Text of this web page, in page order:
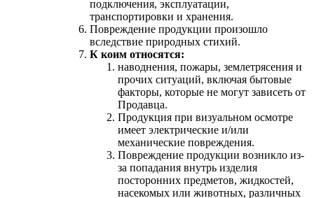
подключения, эксплуатации,
транспортировки и хранения.
Повреждение продукции произошло
вследствие природных стихий.
К коим относятся:
наводнения, пожары, землетрясения и
прочих ситуаций, включая бытовые
факторы, которые не могут зависеть от
Продавца.
Продукция при визуальном осмотре
имеет электрические и/или
механические повреждения.
Повреждение продукции возникло из-
за попадания внутрь изделия
посторонних предметов, жидкостей,
насекомых или животных, различных